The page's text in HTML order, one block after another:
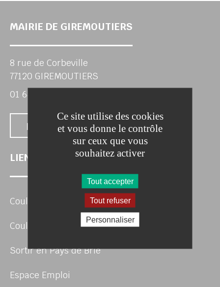
MAIRIE DE GIREMOUTIERS
8 rue de Corbeville
77120 GIREMOUTIERS
01 64 75 10 14
Nous contacter
LIENS UTILES
Coulommiers Pays de Brie Agglomération
Coulommiers Pays de Brie Tourisme
Sortir en Pays de Brie
Espace Emploi
Ce site utilise des cookies
et vous donne le contrôle
sur ceux que vous
souhaitez activer
Tout accepter
Tout refuser
Personnaliser